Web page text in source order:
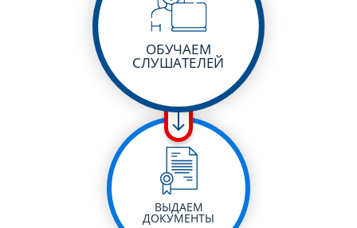
ОБУЧАЕМ
СЛУШАТЕЛЕЙ
ВЫДАЕМ
ДОКУМЕНТЫ